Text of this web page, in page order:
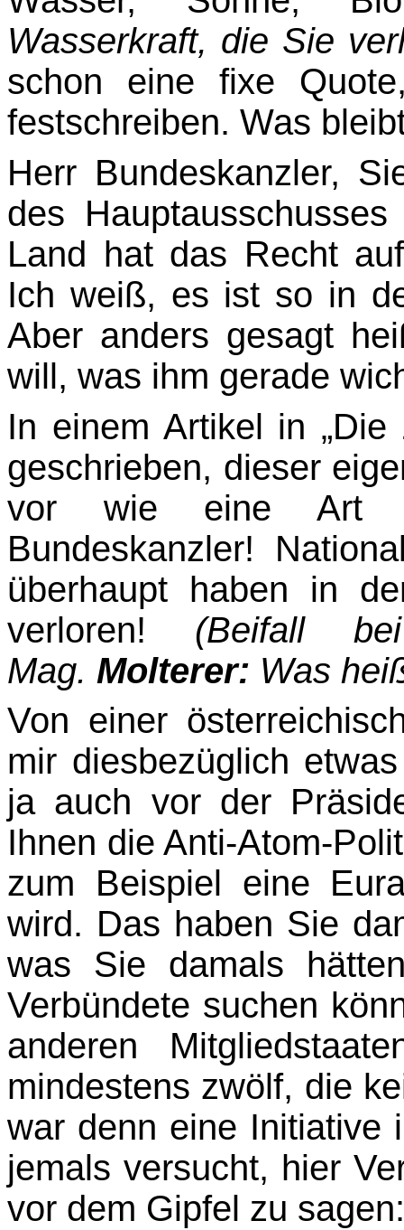
Wasserkraft, die Sie
schon eine fixe
festschreiben. Was
Herr Bundeskanzler,
des
Land hat das Recht
Ich weiß, es ist so in
Aber anders gesagt
will, was ihm gerade
In einem Artikel in „Die
geschrieben, dieser
vor wie eine Art
Bundeskanzler!
überhaupt haben in
verloren! (Beifall
Mag. Molterer: Was
Von einer
mir diesbezüglich
ja auch vor der
Ihnen die Anti-Atom-
zum Beispiel eine
wird. Das haben Sie
was Sie damals
Verbündete suchen
anderen
mindestens zwölf, die
war denn eine Initiative
jemals versucht, hier
vor dem Gipfel zu